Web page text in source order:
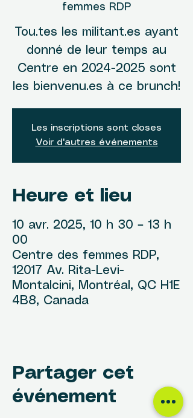
femmes RDP
Tou.tes les militant.es ayant
donné de leur temps au
Centre en 2024-2025 sont
les bienvenu.es à ce brunch!
Les inscriptions sont closes
Voir d'autres événements
Heure et lieu
10 avr. 2025, 10 h 30 – 13 h
00
Centre des femmes RDP,
12017 Av. Rita-Levi-
Montalcini, Montréal, QC H1E
4B8, Canada
Partager cet
événement